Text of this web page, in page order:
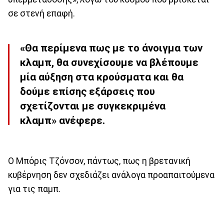
σε στενή επαφή.
«Θα περίμενα πως με το άνοιγμα των
κλαμπ, θα συνεχίσουμε να βλέπουμε
μία αύξηση στα κρούσματα και θα
δούμε επίσης εξάρσεις που
σχετίζονται με συγκεκριμένα
κλαμπ» ανέφερε.
Ο Μπόρις Τζόνσον, πάντως, πως η βρετανική
κυβέρνηση δεν σχεδιάζει ανάλογα προαπαιτούμενα
για τις παμπ.